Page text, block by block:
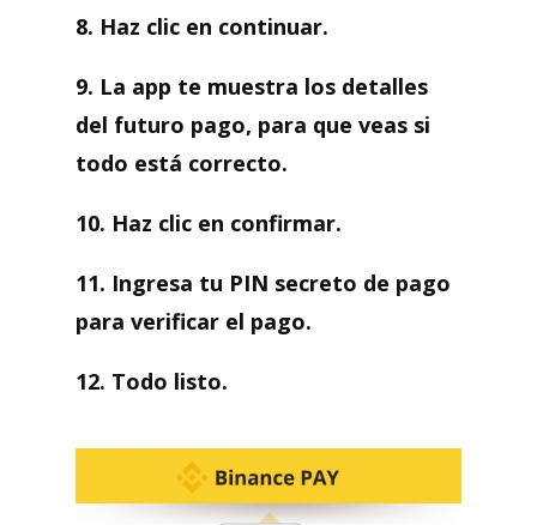
8. Haz clic en continuar.
9. La app te muestra los detalles
del futuro pago, para que veas si
todo está correcto.
10. Haz clic en confirmar.
11. Ingresa tu PIN secreto de pago
para verificar el pago.
12. Todo listo.